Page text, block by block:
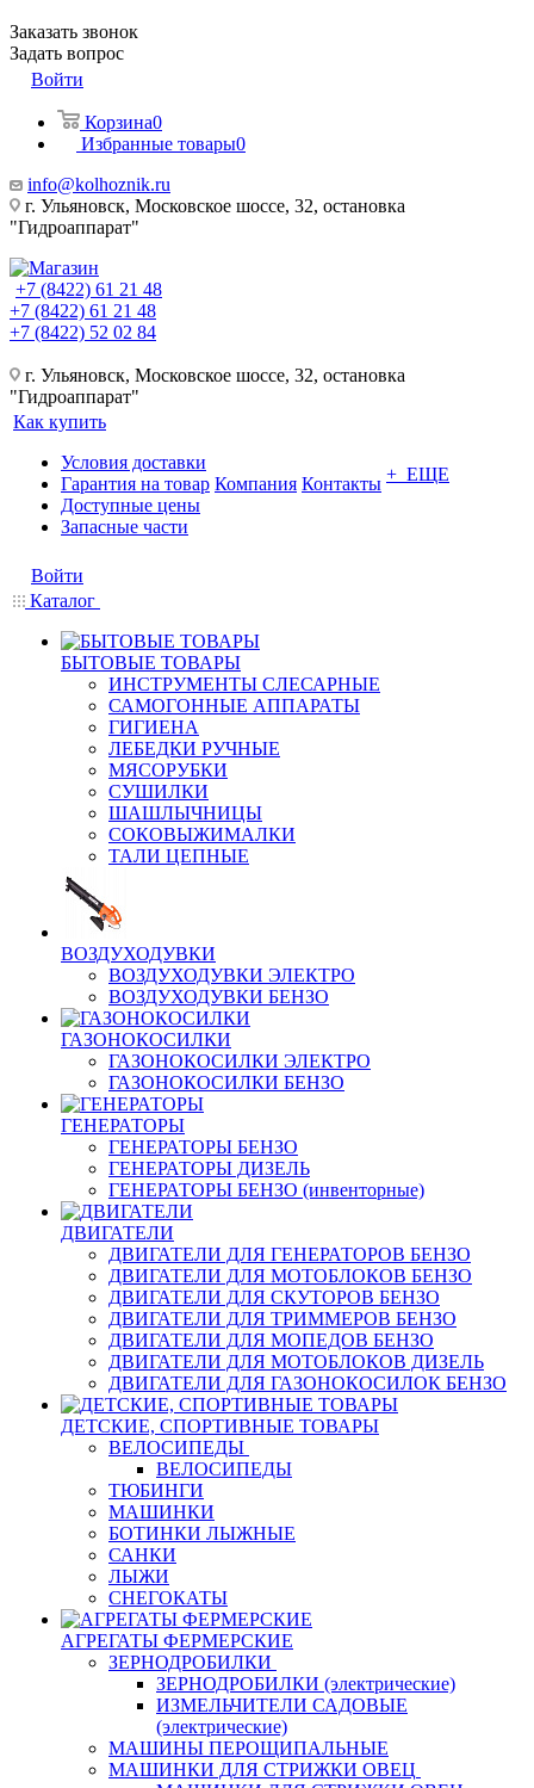
Заказать звонок
Задать вопрос
Войти
Корзина0
Избранные товары0
info@kolhoznik.ru
г. Ульяновск, Московское шоссе, 32, остановка
"Гидроаппарат"
+7 (8422) 61 21 48
+7 (8422) 61 21 48
+7 (8422) 52 02 84
г. Ульяновск, Московское шоссе, 32, остановка
"Гидроаппарат"
Как купить
Условия доставки
Гарантия на товар
Доступные цены
Запасные части
Компания Контакты + ЕЩЕ
Войти
Каталог
БЫТОВЫЕ ТОВАРЫ
ИНСТРУМЕНТЫ СЛЕСАРНЫЕ
САМОГОННЫЕ АППАРАТЫ
ГИГИЕНА
ЛЕБЕДКИ РУЧНЫЕ
МЯСОРУБКИ
СУШИЛКИ
ШАШЛЫЧНИЦЫ
СОКОВЫЖИМАЛКИ
ТАЛИ ЦЕПНЫЕ
ВОЗДУХОДУВКИ
ВОЗДУХОДУВКИ ЭЛЕКТРО
ВОЗДУХОДУВКИ БЕНЗО
ГАЗОНОКОСИЛКИ
ГАЗОНОКОСИЛКИ ЭЛЕКТРО
ГАЗОНОКОСИЛКИ БЕНЗО
ГЕНЕРАТОРЫ
ГЕНЕРАТОРЫ БЕНЗО
ГЕНЕРАТОРЫ ДИЗЕЛЬ
ГЕНЕРАТОРЫ БЕНЗО (инвенторные)
ДВИГАТЕЛИ
ДВИГАТЕЛИ ДЛЯ ГЕНЕРАТОРОВ БЕНЗО
ДВИГАТЕЛИ ДЛЯ МОТОБЛОКОВ БЕНЗО
ДВИГАТЕЛИ ДЛЯ СКУТОРОВ БЕНЗО
ДВИГАТЕЛИ ДЛЯ ТРИММЕРОВ БЕНЗО
ДВИГАТЕЛИ ДЛЯ МОПЕДОВ БЕНЗО
ДВИГАТЕЛИ ДЛЯ МОТОБЛОКОВ ДИЗЕЛЬ
ДВИГАТЕЛИ ДЛЯ ГАЗОНОКОСИЛОК БЕНЗО
ДЕТСКИЕ, СПОРТИВНЫЕ ТОВАРЫ
ВЕЛОСИПЕДЫ
ВЕЛОСИПЕДЫ
ТЮБИНГИ
МАШИНКИ
БОТИНКИ ЛЫЖНЫЕ
САНКИ
ЛЫЖИ
СНЕГОКАТЫ
АГРЕГАТЫ ФЕРМЕРСКИЕ
ЗЕРНОДРОБИЛКИ
ЗЕРНОДРОБИЛКИ (электрические)
ИЗМЕЛЬЧИТЕЛИ САДОВЫЕ
(электрические)
МАШИНЫ ПЕРОЩИПАЛЬНЫЕ
МАШИНКИ ДЛЯ СТРИЖКИ ОВЕЦ